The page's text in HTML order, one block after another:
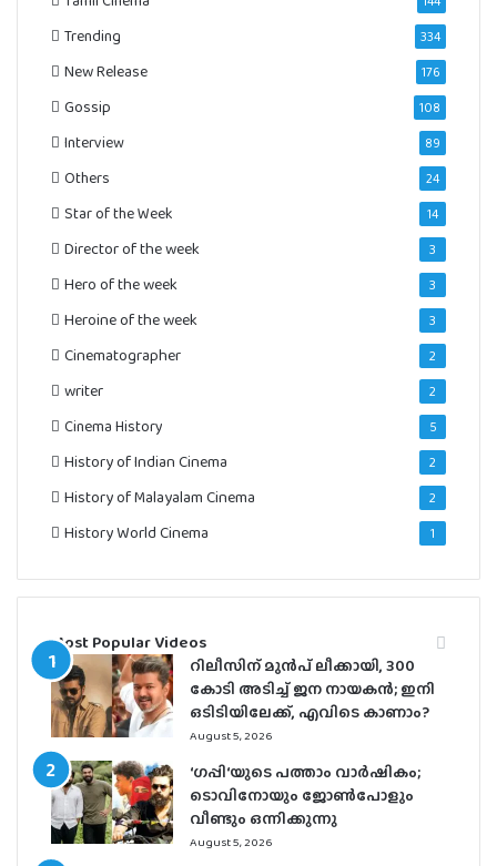
Trending 334
New Release 176
Gossip 108
Interview 89
Others 24
Star of the Week 14
Director of the week 3
Hero of the week 3
Heroine of the week 3
Cinematographer 2
writer 2
Cinema History 5
History of Indian Cinema 2
History of Malayalam Cinema 2
History World Cinema 1
Most Popular Videos
റിലീസിന് മുൻപ് ലീക്കായി, 300
കോടി അടിച്ച് ജന നായകൻ; ഇനി
ഒടിടിയിലേക്ക്, എവിടെ കാണാം?
August 5, 2026
‘ഗപ്പി‘യുടെ പത്താം വാർഷികം;
ടൊവിനോയും ജോൺപോളും
വീണ്ടും ഒന്നിക്കുന്നു
August 5, 2026